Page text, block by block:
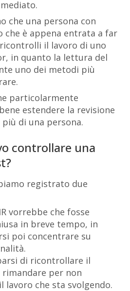
che una persona con
che è appena entrata a far
il lavoro di uno
in quanto la lettura del
uno dei metodi più
particolarmente
estendere la revisione
più di una persona.
controllare una
registrato due
vorrebbe che fosse
in breve tempo, in
poi concentrare su
di ricontrollare il
rimandare per non
lavoro che sta svolgendo.